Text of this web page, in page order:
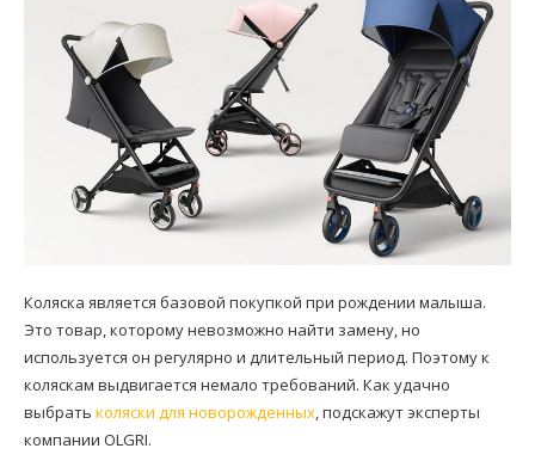
Коляска является базовой покупкой при рождении малыша.
Это товар, которому невозможно найти замену, но
используется он регулярно и длительный период. Поэтому к
коляскам выдвигается немало требований. Как удачно
выбрать коляски для новорожденных , подскажут эксперты
компании OLGRI.